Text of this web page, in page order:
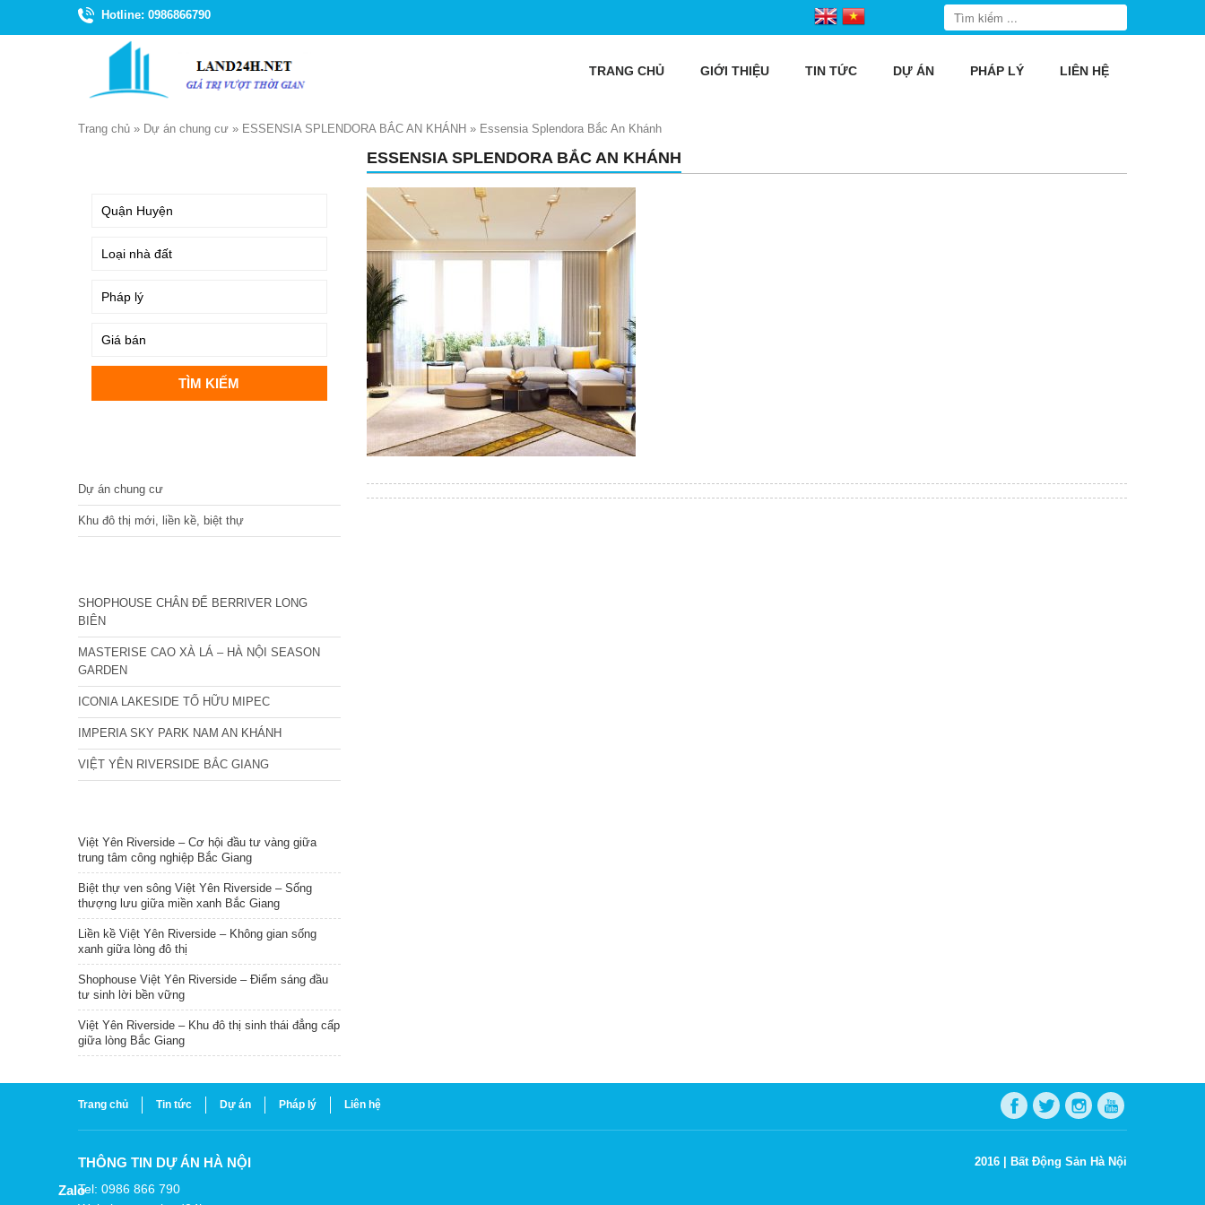
Hotline: 0986866790
TRANG CHỦ GIỚI THIỆU TIN TỨC DỰ ÁN PHÁP LÝ LIÊN HỆ
Trang chủ » Dự án chung cư » ESSENSIA SPLENDORA BẮC AN KHÁNH » Essensia Splendora Bắc An Khánh
ESSENSIA SPLENDORA BẮC AN KHÁNH
Dự án chung cư
Khu đô thị mới, liền kề, biệt thự
SHOPHOUSE CHÂN ĐẾ BERRIVER LONG
BIÊN
MASTERISE CAO XÀ LÁ – HÀ NỘI SEASON
GARDEN
ICONIA LAKESIDE TỐ HỮU MIPEC
IMPERIA SKY PARK NAM AN KHÁNH
VIỆT YÊN RIVERSIDE BẮC GIANG
Việt Yên Riverside – Cơ hội đầu tư vàng giữa
trung tâm công nghiệp Bắc Giang
Biệt thự ven sông Việt Yên Riverside – Sống
thượng lưu giữa miền xanh Bắc Giang
Liền kề Việt Yên Riverside – Không gian sống
xanh giữa lòng đô thị
Shophouse Việt Yên Riverside – Điểm sáng đầu
tư sinh lời bền vững
Việt Yên Riverside – Khu đô thị sinh thái đẳng cấp
giữa lòng Bắc Giang
Trang chủ Tin tức Dự án Pháp lý Liên hệ
THÔNG TIN DỰ ÁN HÀ NỘI
Tel: 0986 866 790
2016 | Bất Động Sản Hà Nội
Zalo